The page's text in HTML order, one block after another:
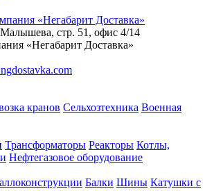
Малышева, стр. 51, офис 4/14
«Негабарит Доставка»
кранов Сельхозтехника Военная
Трансформаторы Реакторы Котлы,
Нефтегазовое оборудование
Балки Шины Катушки с